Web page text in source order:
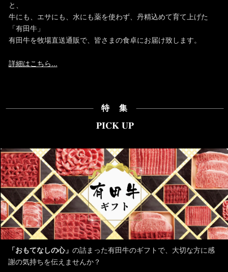
と、
牛にも、エサにも、水にも薬を使わず、丹精込めて育て上げた
「有田牛」
有田牛を牧場直送通販で、皆さまの食卓にお届け致します。
詳細はこちら...
特 集
PICK UP
「おもてなしの心」の詰まった有田牛のギフトで、大切な方に感
謝の気持ちを伝えませんか？